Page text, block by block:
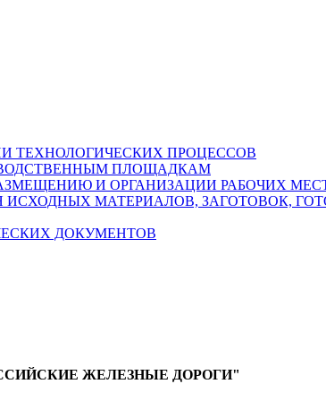
ТЕХНОЛОГИЧЕСКИХ ПРОЦЕССОВ
ПЛОЩАДКАМ
И ОРГАНИЗАЦИИ РАБОЧИХ
МАТЕРИАЛОВ, ЗАГОТОВОК,
ДОКУМЕНТОВ
ЖЕЛЕЗНЫЕ ДОРОГИ"